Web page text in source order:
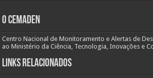
O Cemaden
Centro Nacional de Monitoramento e Alertas de
ao Ministério da Ciência, Tecnologia, Inovações e
Links Relacionados